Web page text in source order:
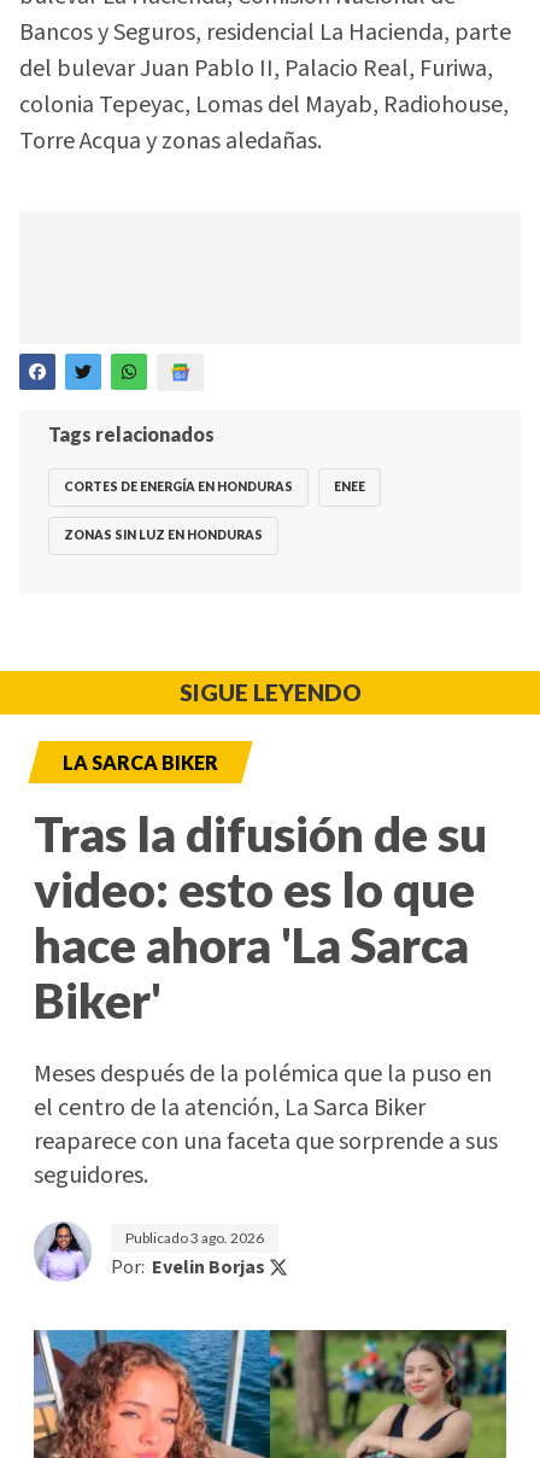
Bancos y Seguros, residencial La Hacienda, parte
del bulevar Juan Pablo II, Palacio Real, Furiwa,
colonia Tepeyac, Lomas del Mayab, Radiohouse,
Torre Acqua y zonas aledañas.
Tags relacionados
CORTES DE ENERGÍA EN HONDURAS ENEE
ZONAS SIN LUZ EN HONDURAS
SIGUE LEYENDO
LA SARCA BIKER
Tras la difusión de su
video: esto es lo que
hace ahora 'La Sarca
Biker'
Meses después de la polémica que la puso en
el centro de la atención, La Sarca Biker
reaparece con una faceta que sorprende a sus
seguidores.
Publicado3 ago. 2026
Por: Evelin Borjas